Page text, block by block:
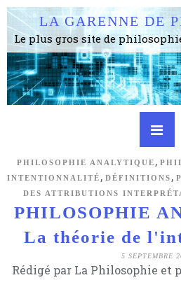
LA GARENNE DE
PHILOSOPHIE ANALYTIQUE ,
INTENTIONNALITÉ , DÉFINITIONS ,
DES ATTRIBUTIONS
PHILOSOPHIE
La théorie de
5 SEPTEMBRE
Rédigé par La Philosophie et